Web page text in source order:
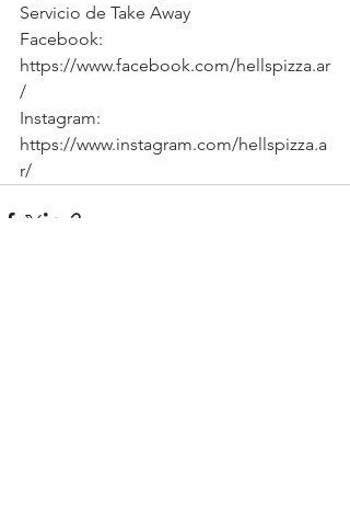
Servicio de Take Away
Facebook:
https://www.facebook.com/hellspizza.ar
/
Instagram:
https://www.instagram.com/hellspizza.a
r/